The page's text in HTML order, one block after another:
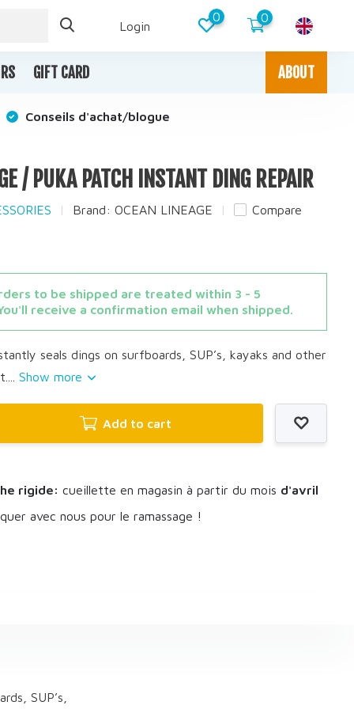
Login
0 0
GIFT CARD ABOUT
Conseils d'achat/blogue
/ PUKA PATCH INSTANT DING REPAIR
Brand:OCEAN LINEAGE Compare
to be shipped are treated within 3 - 5
receive a confirmation email when shipped.
seals dings on surfboards, SUP’s, kayaks and other
Show more
Add to cart
rigide: cueillette en magasin à partir du mois d'avril
avec nous pour le ramassage !
SUP’s,